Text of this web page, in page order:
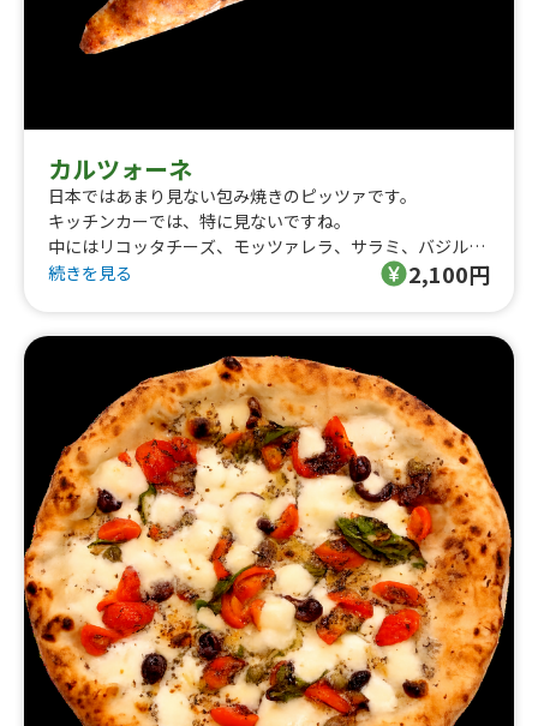
カルツォーネ
日本ではあまり見ない包み焼きのピッツァです。
キッチンカーでは、特に見ないですね。
中にはリコッタチーズ、モッツァレラ、サラミ、バジル、
黒胡椒
続きを見る 2,100円